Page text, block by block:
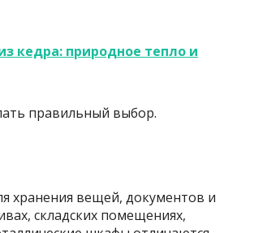
кедра: природное тепло и
правильный выбор.
хранения вещей, документов и
складских помещениях,